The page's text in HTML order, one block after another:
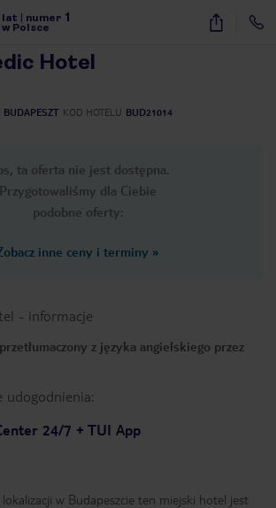
lat numer 1
w Polsce
13
Hotel
BUDAPESZT KOD HOTELU BUD21014
ta oferta nie jest dostępna.
Przygotowaliśmy dla Ciebie
podobne oferty:
inne ceny i terminy »
- informacje
z języka angielskiego przez
udogodnienia:
24/7 + TUI App
w Budapeszcie ten miejski hotel jest